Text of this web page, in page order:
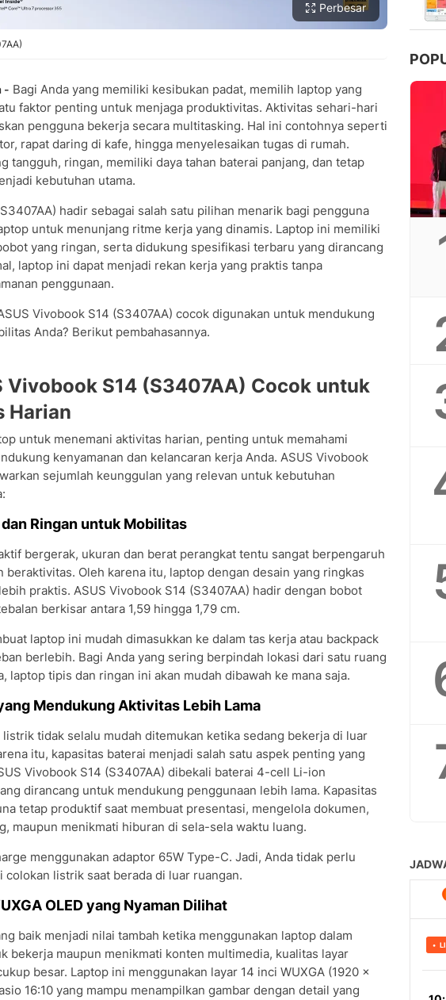
Perbesar
- Bagi Anda yang memiliki kesibukan padat, memilih laptop yang
faktor penting untuk menjaga produktivitas. Aktivitas sehari-hari
pengguna bekerja secara multitasking. Hal ini contohnya seperti
rapat daring di kafe, hingga menyelesaikan tugas di rumah.
tangguh, ringan, memiliki daya tahan baterai panjang, dan tetap
kebutuhan utama.
hadir sebagai salah satu pilihan menarik bagi pengguna
untuk menunjang ritme kerja yang dinamis. Laptop ini memiliki
yang ringan, serta didukung spesifikasi terbaru yang dirancang
laptop ini dapat menjadi rekan kerja yang praktis tanpa
penggunaan.
Vivobook S14 (S3407AA) cocok digunakan untuk mendukung
Anda? Berikut pembahasannya.
Vivobook S14 (S3407AA) Cocok untuk
Harian
untuk menemani aktivitas harian, penting untuk memahami
kenyamanan dan kelancaran kerja Anda. ASUS Vivobook
sejumlah keunggulan yang relevan untuk kebutuhan
dan Ringan untuk Mobilitas
bergerak, ukuran dan berat perangkat tentu sangat berpengaruh
beraktivitas. Oleh karena itu, laptop dengan desain yang ringkas
praktis. ASUS Vivobook S14 (S3407AA) hadir dengan bobot
berkisar antara 1,59 hingga 1,79 cm.
laptop ini mudah dimasukkan ke dalam tas kerja atau backpack
berlebih. Bagi Anda yang sering berpindah lokasi dari satu ruang
laptop tipis dan ringan ini akan mudah dibawah ke mana saja.
Mendukung Aktivitas Lebih Lama
tidak selalu mudah ditemukan ketika sedang bekerja di luar
itu, kapasitas baterai menjadi salah satu aspek penting yang
Vivobook S14 (S3407AA) dibekali baterai 4-cell Li-ion
dirancang untuk mendukung penggunaan lebih lama. Kapasitas
tetap produktif saat membuat presentasi, mengelola dokumen,
maupun menikmati hiburan di sela-sela waktu luang.
menggunakan adaptor 65W Type-C. Jadi, Anda tidak perlu
listrik saat berada di luar ruangan.
OLED yang Nyaman Dilihat
baik menjadi nilai tambah ketika menggunakan laptop dalam
bekerja maupun menikmati konten multimedia, kualitas layar
besar. Laptop ini menggunakan layar 14 inci WUXGA (1920 x
16:10 yang mampu menampilkan gambar dengan detail yang